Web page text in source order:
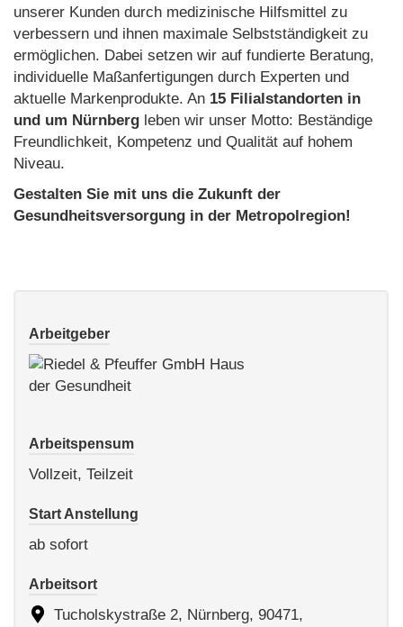
unserer Kunden durch medizinische Hilfsmittel zu
verbessern und ihnen maximale Selbstständigkeit zu
ermöglichen. Dabei setzen wir auf fundierte Beratung,
individuelle Maßanfertigungen durch Experten und
aktuelle Markenprodukte. An 15 Filialstandorten in
und um Nürnberg leben wir unser Motto: Beständige
Freundlichkeit, Kompetenz und Qualität auf hohem
Niveau.
Gestalten Sie mit uns die Zukunft der
Gesundheitsversorgung in der Metropolregion!
Arbeitgeber
Arbeitspensum
Vollzeit, Teilzeit
Start Anstellung
ab sofort
Arbeitsort
Tucholskystraße 2, Nürnberg, 90471,